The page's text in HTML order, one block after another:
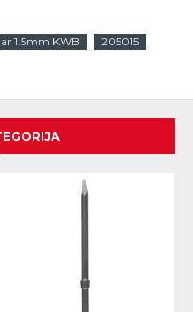
1.5mm KWB
205015